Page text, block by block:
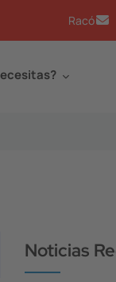
Racó
Noticias